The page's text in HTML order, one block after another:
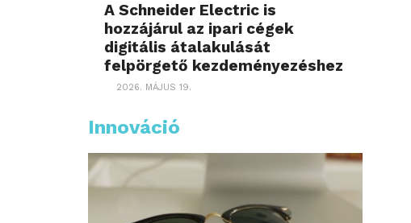
A Schneider Electric is
hozzájárul az ipari cégek
digitális átalakulását
felpörgető kezdeményezéshez
2026. MÁJUS 19.
Innováció